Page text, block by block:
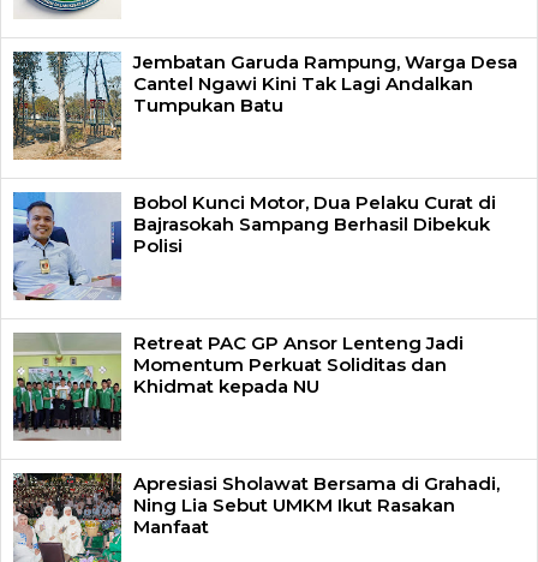
Jembatan Garuda Rampung, Warga Desa
Cantel Ngawi Kini Tak Lagi Andalkan
Tumpukan Batu
Bobol Kunci Motor, Dua Pelaku Curat di
Bajrasokah Sampang Berhasil Dibekuk
Polisi
Retreat PAC GP Ansor Lenteng Jadi
Momentum Perkuat Soliditas dan
Khidmat kepada NU
Apresiasi Sholawat Bersama di Grahadi,
Ning Lia Sebut UMKM Ikut Rasakan
Manfaat